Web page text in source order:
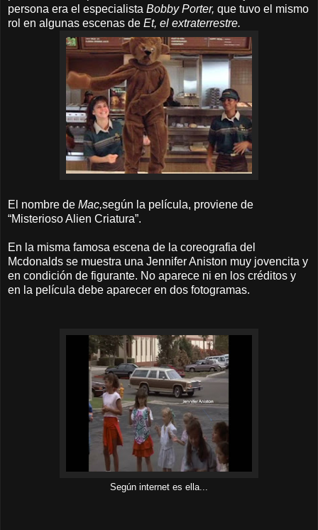
persona era el especialista Bobby Porter, que tuvo el mismo
rol en algunas escenas de Et, el extraterrestre.
El nombre de Mac,según la película, proviene de
“Misterioso Alien Criatura”.
En la misma famosa escena de la coreografia del
Mcdonalds se muestra una Jennifer Aniston muy jovencita y
en condición de figurante. No aparece ni en los créditos y
en la película debe aparecer en dos fotogramas.
Según internet es ella...